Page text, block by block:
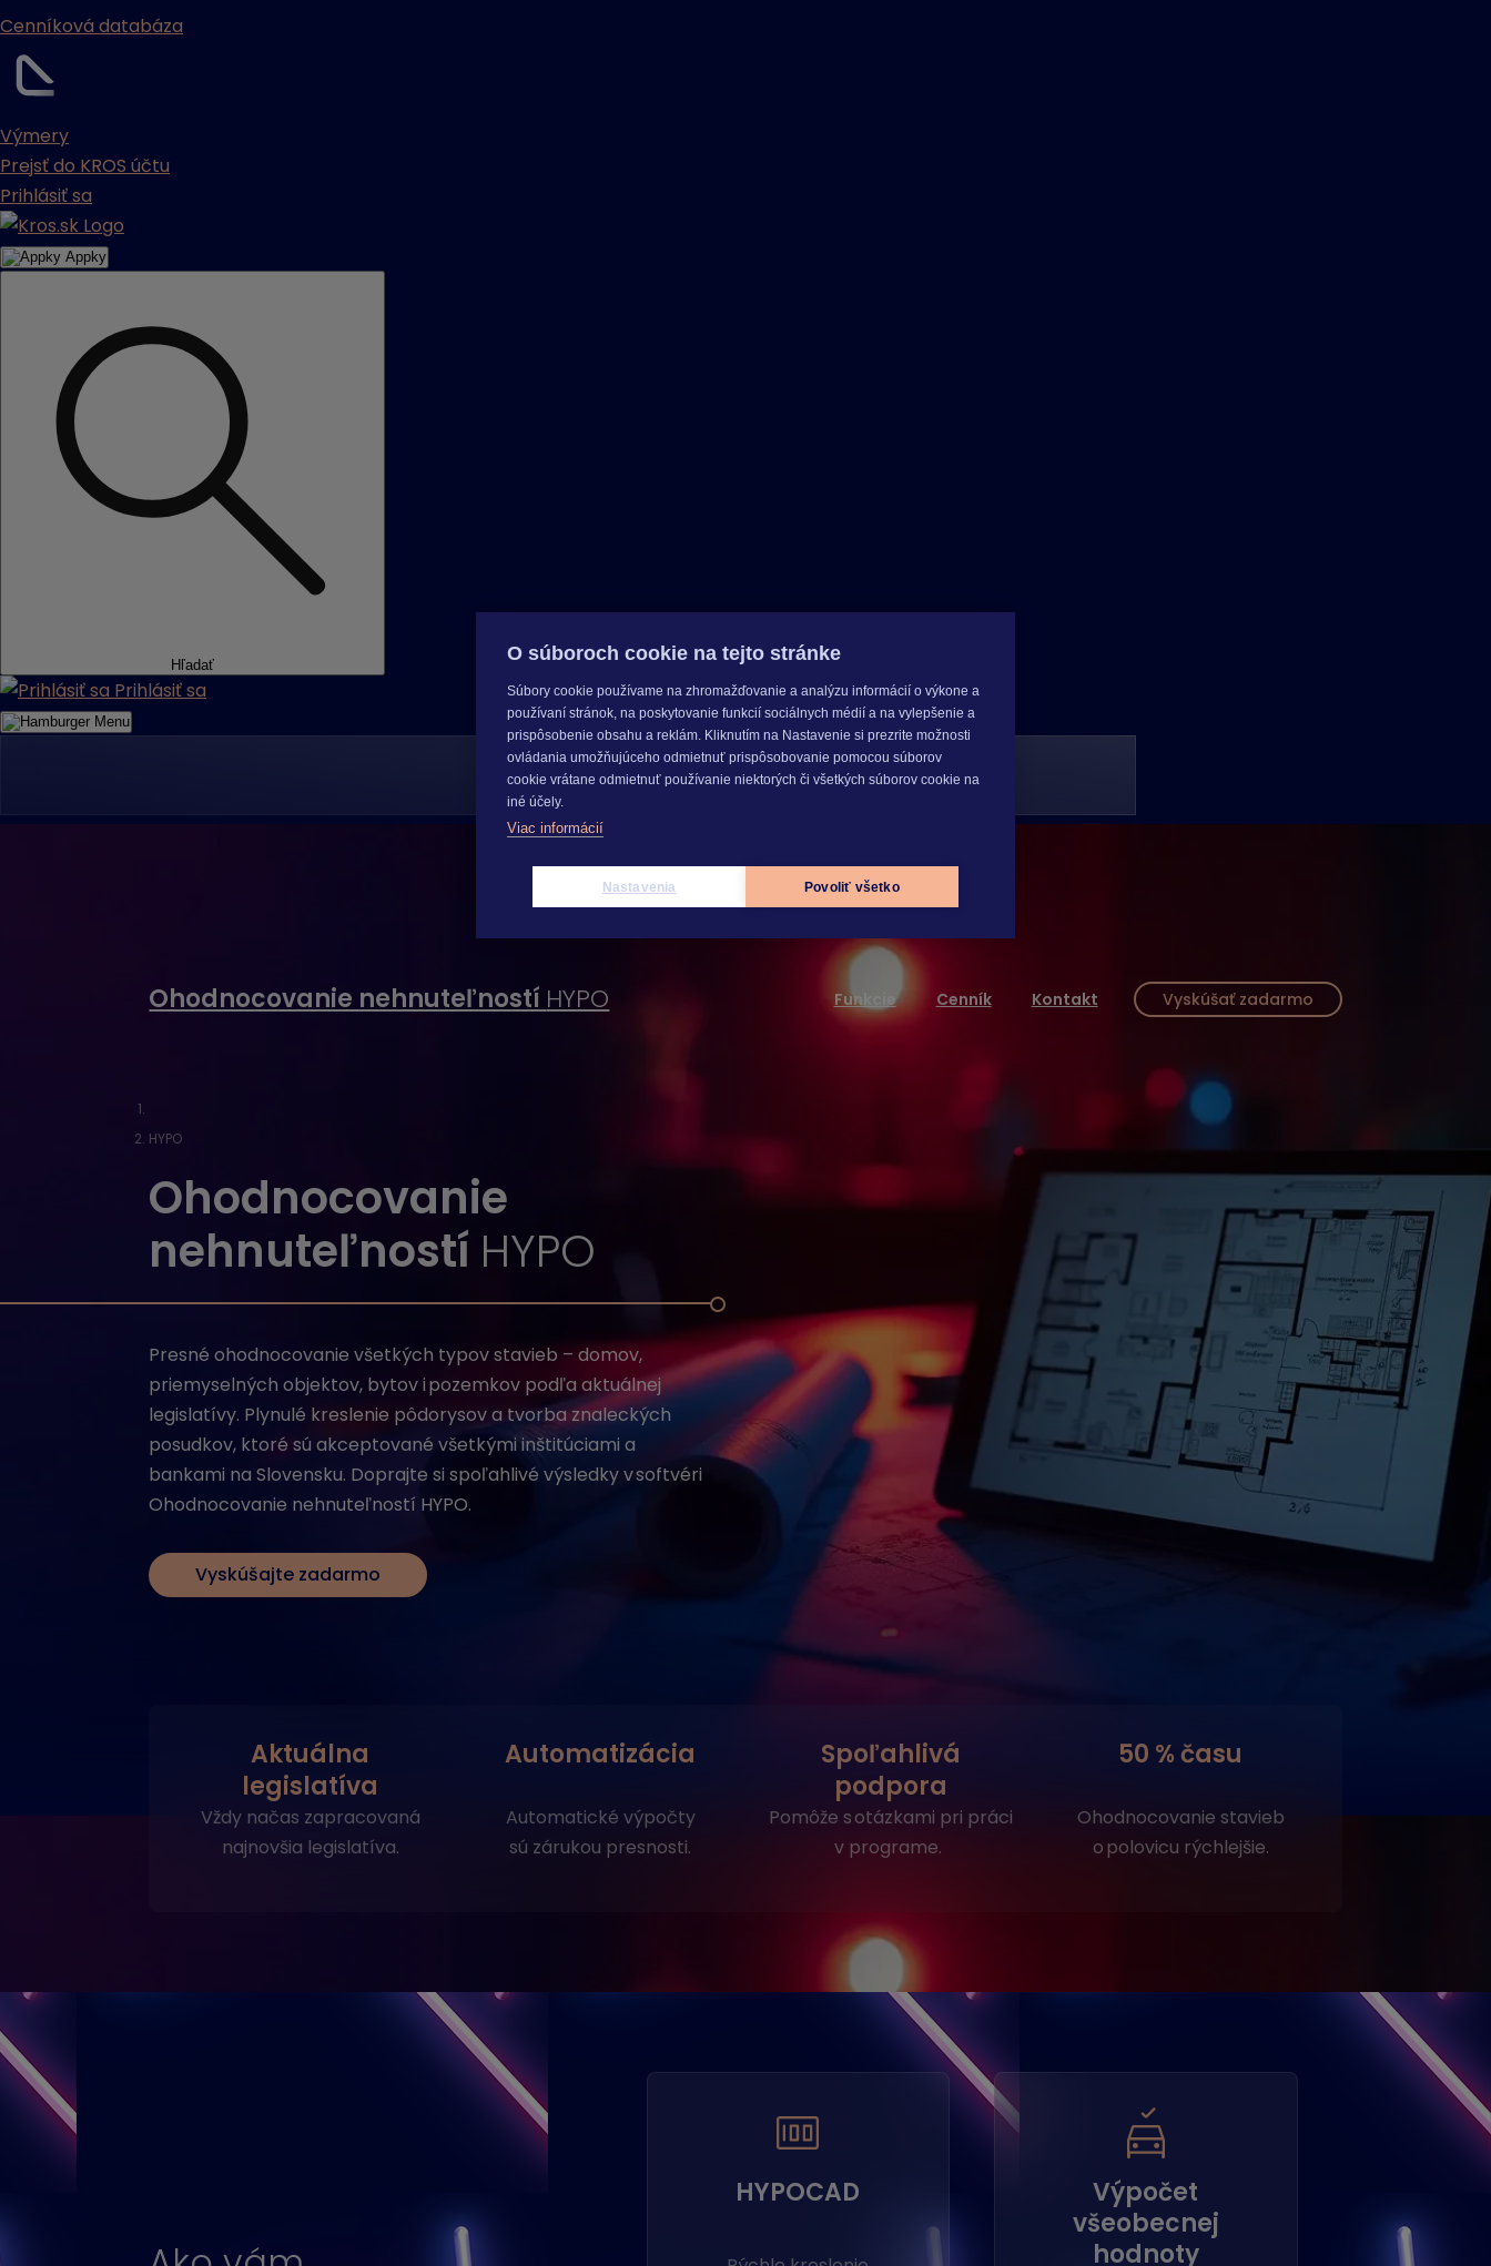
Cenníková databáza
Výmery
Prejsť do KROS účtu
Prihlásiť sa
Appky
Hľadať
Prihlásiť sa
Menu
Ohodnocovanie nehnuteľností HYPO Funkcie Cenník Kontakt Vyskúšať zadarmo
HYPO
Ohodnocovanie
nehnuteľností HYPO
Presné ohodnocovanie všetkých typov stavieb – domov,
priemyselných objektov, bytov i pozemkov podľa aktuálnej
legislatívy. Plynulé kreslenie pôdorysov a tvorba znaleckých
posudkov, ktoré sú akceptované všetkými inštitúciami a
bankami na Slovensku. Doprajte si spoľahlivé výsledky v softvéri
Ohodnocovanie nehnuteľností HYPO.
Vyskúšajte zadarmo
Aktuálna
legislatíva
Vždy načas zapracovaná
najnovšia legislatíva.
Automatizácia
Automatické výpočty
sú zárukou presnosti.
Spoľahlivá
podpora
Pomôže s otázkami pri práci
v programe.
50 % času
Ohodnocovanie stavieb
o polovicu rýchlejšie.
HYPOCAD
Výpočet
všeobecnej
hodnoty
O súboroch cookie na tejto stránke
Súbory cookie používame na zhromažďovanie a analýzu informácií o výkone a
používaní stránok, na poskytovanie funkcií sociálnych médií a na vylepšenie a
prispôsobenie obsahu a reklám. Kliknutím na Nastavenie si prezrite možnosti
ovládania umožňujúceho odmietnuť prispôsobovanie pomocou súborov
cookie vrátane odmietnuť používanie niektorých či všetkých súborov cookie na
iné účely.
Viac informácií
Nastavenia Povoliť všetko